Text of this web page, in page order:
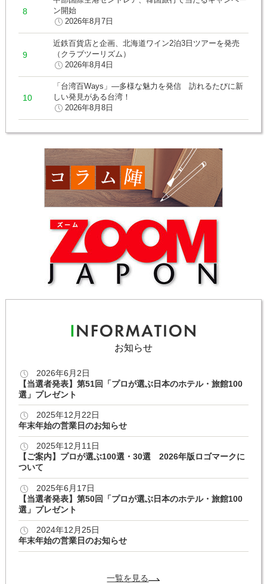
ン開始
2026年8月7日
近鉄百貨店と企画、北海道ワイン2泊3日ツアーを発売
（クラブツーリズム）
2026年8月4日
「台湾百Ways」―多様な魅力を発信 訪れるたびに新
しい発見がある台湾！
2026年8月8日
お知らせ
2026年6月2日
【当選者発表】第51回「プロが選ぶ日本のホテル・旅館100
選」プレゼント
2025年12月22日
年末年始の営業日のお知らせ
2025年12月11日
【ご案内】プロが選ぶ100選・30選 2026年版ロゴマークに
ついて
2025年6月17日
【当選者発表】第50回「プロが選ぶ日本のホテル・旅館100
選」プレゼント
2024年12月25日
年末年始の営業日のお知らせ
一覧を見る